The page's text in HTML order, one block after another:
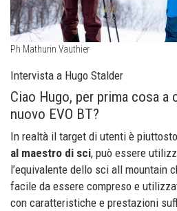
Ph Mathurin Vauthier
Intervista a Hugo Stalder
Ciao Hugo, per prima cosa
nuovo EVO BT?
In realtà il target di utenti è
al maestro di sci, può essere
l’equivalente dello sci all mountain
facile da essere compreso e
con caratteristiche e prestazioni